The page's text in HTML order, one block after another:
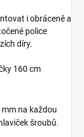
i obráceně a
police
díry.
160 cm
mm na každou
šroubů.